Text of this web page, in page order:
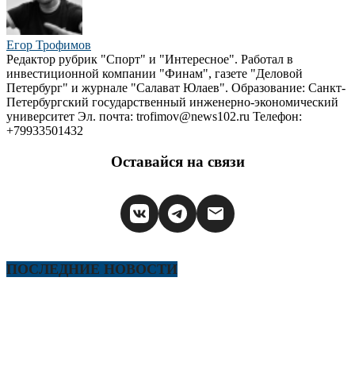
Егор Трофимов
Редактор рубрик "Спорт" и "Интересное". Работал в
инвестиционной компании "Финам", газете "Деловой
Петербург" и журнале "Салават Юлаев". Образование: Санкт-
Петербургский государственный инженерно-экономический
университет Эл. почта: trofimov@news102.ru Телефон:
+79933501432
Оставайся на связи
ПОСЛЕДНИЕ НОВОСТИ